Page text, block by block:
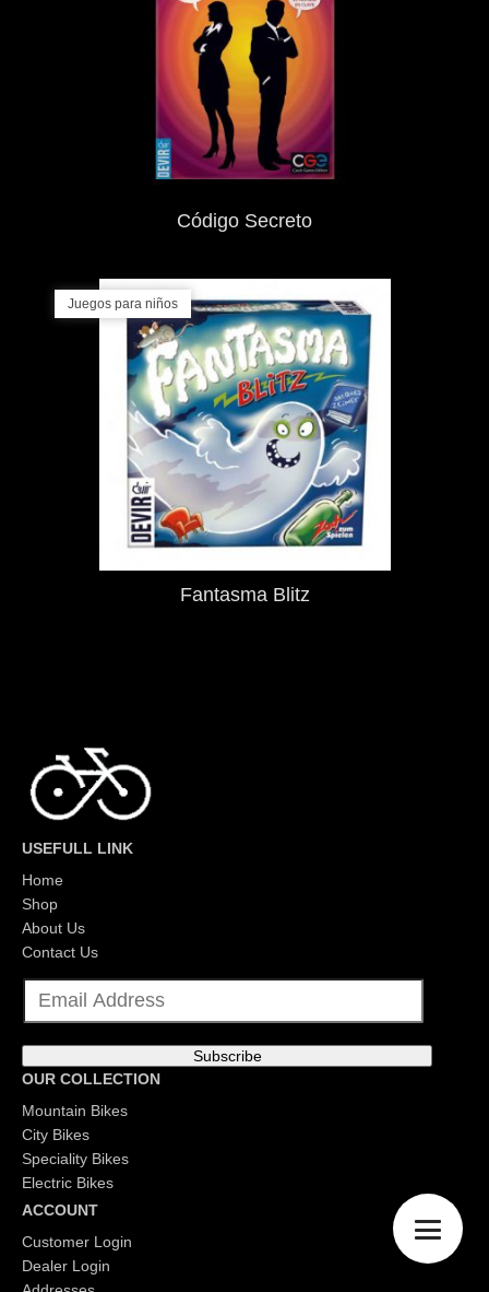
Código Secreto
Juegos para niños
Fantasma Blitz
USEFULL LINK
Home
Shop
About Us
Contact Us
E
a
*
Subscribe
OUR COLLECTION
Mountain Bikes
City Bikes
Speciality Bikes
Electric Bikes
ACCOUNT
Customer Login
Dealer Login